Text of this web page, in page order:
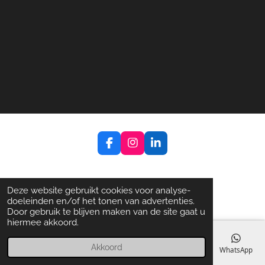
Deze website gebruikt cookies voor analyse-
doeleinden en/of het tonen van advertenties.
Door gebruik te blijven maken van de site gaat u
hiermee akkoord.
Akkoord
F
a
e
b
o
o
I
n
t
a
g
r
L
i
k
e
d
I
Telefoonnummer WhatsApp